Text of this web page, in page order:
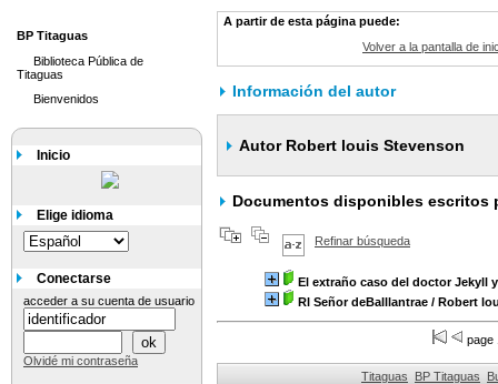
A partir de esta página puede:
Volver a la pantalla de
Información del autor
Autor Robert louis Stevenson
Documentos disponibles escritos
Refinar búsqueda
El extraño caso del doctor Jekyll
Rl Señor deBalllantrae / Robert
page
Titaguas BP Titaguas
BP Titaguas
Biblioteca Pública de
Titaguas
Bienvenidos
Inicio
Elige idioma
Conectarse
acceder a su cuenta de usuario
Olvidé mi contraseña